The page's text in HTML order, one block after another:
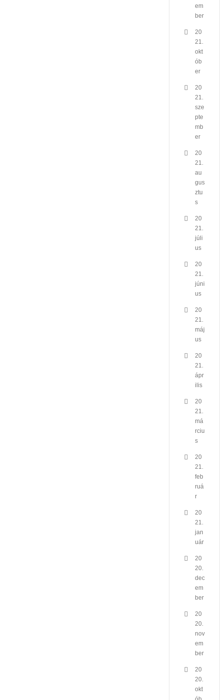
em
ber
20
21.
okt
ób
er
20
21.
sze
pte
mb
er
20
21.
au
gus
ztu
s
20
21.
júli
us
20
21.
júni
us
20
21.
máj
us
20
21.
ápr
ilis
20
21.
má
rciu
s
20
21.
feb
ruá
r
20
21.
jan
uár
20
20.
dec
em
ber
20
20.
nov
em
ber
20
20.
okt